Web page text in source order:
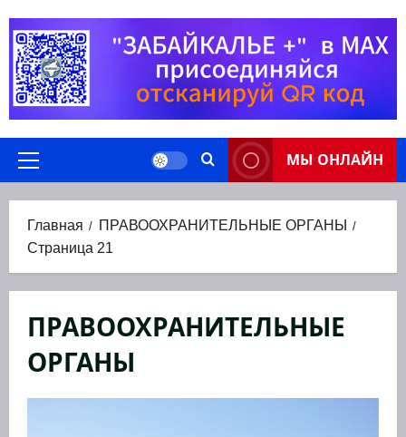
содержимому
Основное
МЫ ОНЛАЙН
Главная
ПРАВООХРАНИТЕЛЬНЫЕ ОРГАНЫ
Страница 21
ПРАВООХРАНИТЕЛЬНЫЕ
ОРГАНЫ